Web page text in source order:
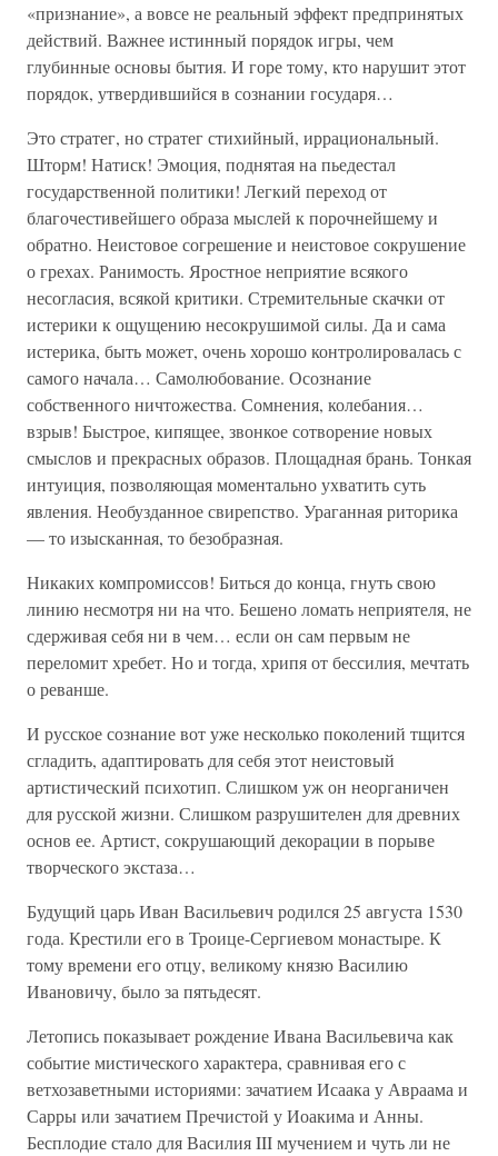
«признание», а вовсе не реальный эффект предпринятых
действий. Важнее истинный порядок игры, чем
глубинные основы бытия. И горе тому, кто нарушит этот
порядок, утвердившийся в сознании государя…
Это стратег, но стратег стихийный, иррациональный.
Шторм! Натиск! Эмоция, поднятая на пьедестал
государственной политики! Легкий переход от
благочестивейшего образа мыслей к порочнейшему и
обратно. Неистовое согрешение и неистовое сокрушение
о грехах. Ранимость. Яростное неприятие всякого
несогласия, всякой критики. Стремительные скачки от
истерики к ощущению несокрушимой силы. Да и сама
истерика, быть может, очень хорошо контролировалась с
самого начала… Самолюбование. Осознание
собственного ничтожества. Сомнения, колебания…
взрыв! Быстрое, кипящее, звонкое сотворение новых
смыслов и прекрасных образов. Площадная брань. Тонкая
интуиция, позволяющая моментально ухватить суть
явления. Необузданное свирепство. Ураганная риторика
— то изысканная, то безобразная.
Никаких компромиссов! Биться до конца, гнуть свою
линию несмотря ни на что. Бешено ломать неприятеля, не
сдерживая себя ни в чем… если он сам первым не
переломит хребет. Но и тогда, хрипя от бессилия, мечтать
о реванше.
И русское сознание вот уже несколько поколений тщится
сгладить, адаптировать для себя этот неистовый
артистический психотип. Слишком уж он неорганичен
для русской жизни. Слишком разрушителен для древних
основ ее. Артист, сокрушающий декорации в порыве
творческого экстаза…
Будущий царь Иван Васильевич родился 25 августа 1530
года. Крестили его в Троице-Сергиевом монастыре. К
тому времени его отцу, великому князю Василию
Ивановичу, было за пятьдесят.
Летопись показывает рождение Ивана Васильевича как
событие мистического характера, сравнивая его с
ветхозаветными историями: зачатием Исаака у Авраама и
Сарры или зачатием Пречистой у Иоакима и Анны.
Бесплодие стало для Василия III мучением и чуть ли не